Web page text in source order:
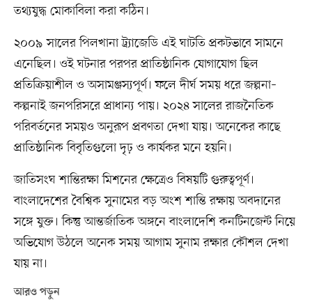
তথ্যযুদ্ধ মোকাবিলা করা কঠিন।
২০০৯ সালের পিলখানা ট্র্যাজেডি এই ঘাটতি প্রকটভাবে সামনে
এনেছিল। ওই ঘটনার পরপর প্রাতিষ্ঠানিক যোগাযোগ ছিল
প্রতিক্রিয়াশীল ও অসামঞ্জস্যপূর্ণ। ফলে দীর্ঘ সময় ধরে জল্পনা–
কল্পনাই জনপরিসরে প্রাধান্য পায়। ২০২৪ সালের রাজনৈতিক
পরিবর্তনের সময়ও অনুরূপ প্রবণতা দেখা যায়। অনেকের কাছে
প্রাতিষ্ঠানিক বিবৃতিগুলো দৃঢ় ও কার্যকর মনে হয়নি।
জাতিসংঘ শান্তিরক্ষা মিশনের ক্ষেত্রেও বিষয়টি গুরুত্বপূর্ণ।
বাংলাদেশের বৈশ্বিক সুনামের বড় অংশ শান্তি রক্ষায় অবদানের
সঙ্গে যুক্ত। কিন্তু আন্তর্জাতিক অঙ্গনে বাংলাদেশি কনটিনজেন্ট নিয়ে
অভিযোগ উঠলে অনেক সময় আগাম সুনাম রক্ষার কৌশল দেখা
যায় না।
আরও পড়ুন